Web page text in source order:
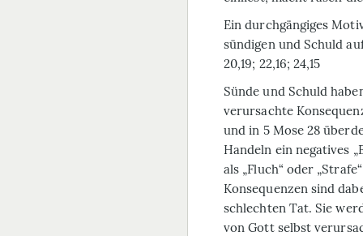
Ein durchgängiges
sündigen und Schuld
20,19; 22,16; 24,15
Sünde und Schuld
verursachte
und in 5 Mose 28
Handeln ein negatives
als „Fluch“ oder
Konsequenzen sind
schlechten Tat. Sie
von Gott selbst